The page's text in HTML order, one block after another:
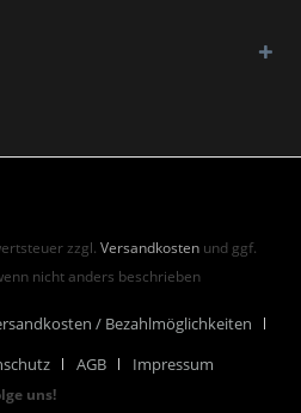
zzgl.Versandkosten und ggf.
nicht anders beschrieben
/ Bezahlmöglichkeiten
AGB Impressum
uns!